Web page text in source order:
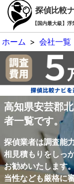
探偵比較
【国内最大級】
ホーム > 会社一覧
高知県安芸郡
者一覧です。
探偵業者は調査能
相見積もりをしっ
お勧めいたします
当性なども厳格に